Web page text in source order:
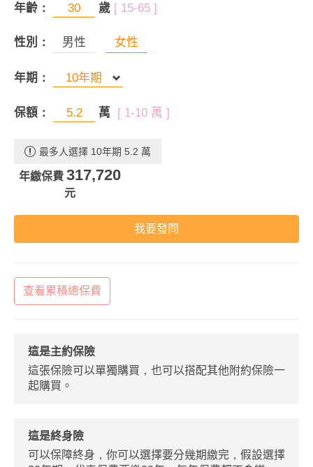
年齡： 歲 [ 15-65 ]
性別： 男性 女性
年期：
保額： 萬 [ 1-10 萬 ]
最多人選擇 10年期 5.2 萬
年繳保費 317,720
元
我要發問
查看累積總保費
這是主約保險
這張保險可以單獨購買，也可以搭配其他附約保險一
起購買。
這是終身險
可以保障終身，你可以選擇要分幾期繳完，假設選擇